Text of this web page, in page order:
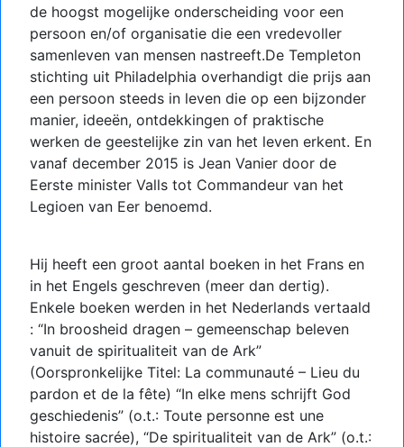
de hoogst mogelijke onderscheiding voor een
persoon en/of organisatie die een vredevoller
samenleven van mensen nastreeft.De Templeton
stichting uit Philadelphia overhandigt die prijs aan
een persoon steeds in leven die op een bijzonder
manier, ideeën, ontdekkingen of praktische
werken de geestelijke zin van het leven erkent. En
vanaf december 2015 is Jean Vanier door de
Eerste minister Valls tot Commandeur van het
Legioen van Eer benoemd.
Hij heeft een groot aantal boeken in het Frans en
in het Engels geschreven (meer dan dertig).
Enkele boeken werden in het Nederlands vertaald
: “In broosheid dragen – gemeenschap beleven
vanuit de spiritualiteit van de Ark”
(Oorspronkelijke Titel: La communauté – Lieu du
pardon et de la fête) “In elke mens schrijft God
geschiedenis” (o.t.: Toute personne est une
histoire sacrée), “De spiritualiteit van de Ark” (o.t.: